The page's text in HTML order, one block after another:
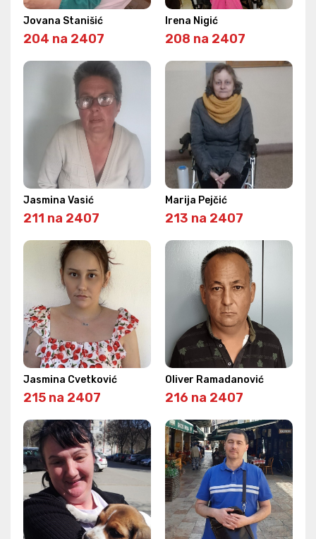
Jovana Stanišić
204 na 2407
Irena Nigić
208 na 2407
Jasmina Vasić
211 na 2407
Marija Pejčić
213 na 2407
Jasmina Cvetković
215 na 2407
Oliver Ramadanović
216 na 2407